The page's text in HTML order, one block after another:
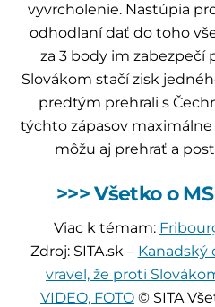
vyvrcholenie. Nastúpia
odhodlaní dať do toho
za 3 body im zabezpečí
Slovákom stačí zisk
predtým prehrali s
týchto zápasov
môžu aj prehrať a
>>> Všetko o
Viac k témam:
Zdroj: SITA.sk – Kanadský
vravel, že proti
VIDEO, FOTO © SITA